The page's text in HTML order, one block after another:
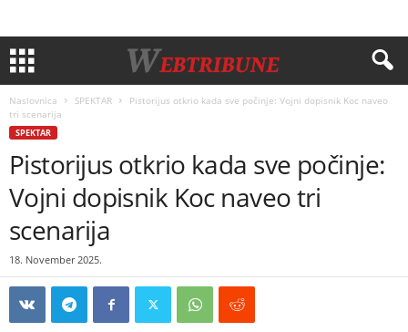
Naslovnica SPEKTAR
Pistorijus otkrio kada sve počinje: Vojni dopisnik Koc naveo
tri scenarija
SPEKTAR
Pistorijus otkrio kada sve počinje:
Vojni dopisnik Koc naveo tri
scenarija
18. November 2025.